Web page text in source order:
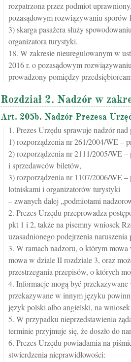
rozpatrzona przez podmiot
pozasądowym rozwiązywaniu sporów
3) skarga pasażera służy
organizatora turystyki.
18. W zakresie nieuregulowanym w
2016 r. o pozasądowym
prowadzony pomiędzy
Rozdział 2. Nadzór w
Art. 205b. Nadzór Prezesa
1. Prezes Urzędu sprawuje nadzór nad
1) rozporządzenia nr 261/2004/WE –
2) rozporządzenia nr 2111/2005/WE
i sprzedawców biletów,
3) rozporządzenia nr 1107/2006/WE
lotniskami i organizatorów turystyki
– zwanych dalej „podmiotami
2. Prezes Urzędu przeprowadza
pkt 1 i 2, także na pisemny wniosek
uzasadnionego podejrzenia
3. W ramach nadzoru, o którym
mowa w dziale II rozdziale 3, oraz
przestrzegania przepisów, o których
4. Informacje mogą być
przekazywane w innym języku
język polski albo angielski, na wniosek
5. W przypadku nieprzedstawienia
terminie przyjmuje się, że doszło do
6. Prezes Urzędu powiadamia na
stwierdzenia nieprawidłowości: